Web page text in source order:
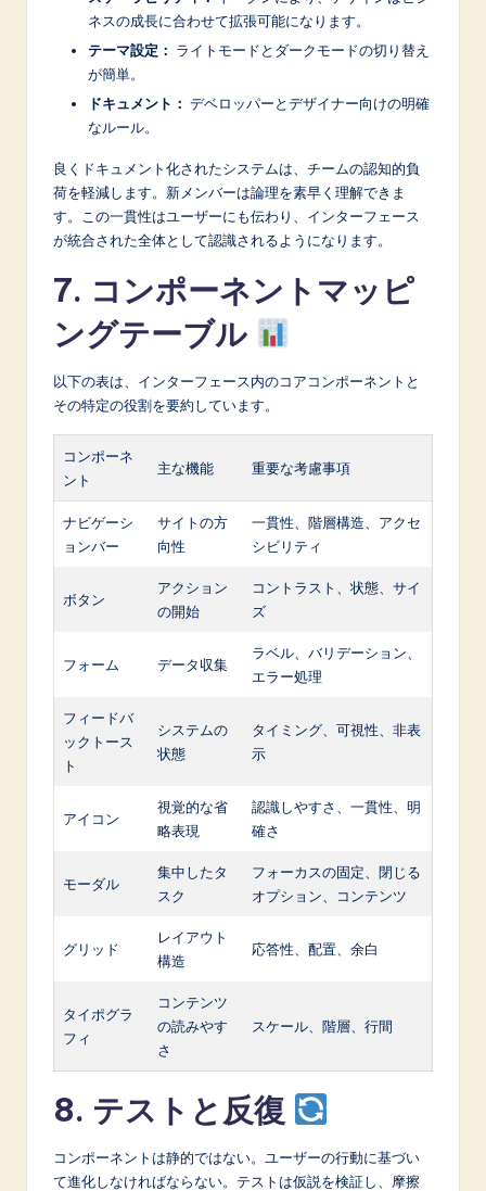
ネスの成長に合わせて拡張可能になります。
テーマ設定： ライトモードとダークモードの切り替え
が簡単。
ドキュメント： デベロッパーとデザイナー向けの明確
なルール。
良くドキュメント化されたシステムは、チームの認知的負
荷を軽減します。新メンバーは論理を素早く理解できま
す。この一貫性はユーザーにも伝わり、インターフェース
が統合された全体として認識されるようになります。
7. コンポーネントマッピ
ングテーブル
以下の表は、インターフェース内のコアコンポーネントと
その特定の役割を要約しています。
コンポーネ
ント
主な機能 重要な考慮事項
ナビゲーシ
ョンバー
サイトの方
向性
一貫性、階層構造、アクセ
シビリティ
ボタン
アクション
の開始
コントラスト、状態、サイ
ズ
フォーム データ収集
ラベル、バリデーション、
エラー処理
フィードバ
ックトース
ト
システムの
状態
タイミング、可視性、非表
示
アイコン
視覚的な省
略表現
認識しやすさ、一貫性、明
確さ
モーダル
集中したタ
スク
フォーカスの固定、閉じる
オプション、コンテンツ
グリッド
レイアウト
構造
応答性、配置、余白
タイポグラ
フィ
コンテンツ
の読みやす
さ
スケール、階層、行間
8. テストと反復
コンポーネントは静的ではない。ユーザーの行動に基づい
て進化しなければならない。テストは仮説を検証し、摩擦